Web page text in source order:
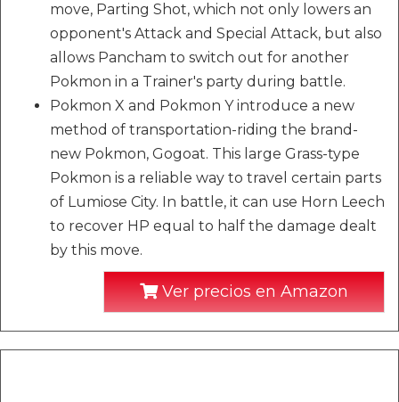
move, Parting Shot, which not only lowers an
opponent's Attack and Special Attack, but also
allows Pancham to switch out for another
Pokmon in a Trainer's party during battle.
Pokmon X and Pokmon Y introduce a new
method of transportation-riding the brand-
new Pokmon, Gogoat. This large Grass-type
Pokmon is a reliable way to travel certain parts
of Lumiose City. In battle, it can use Horn Leech
to recover HP equal to half the damage dealt
by this move.
Ver precios en Amazon